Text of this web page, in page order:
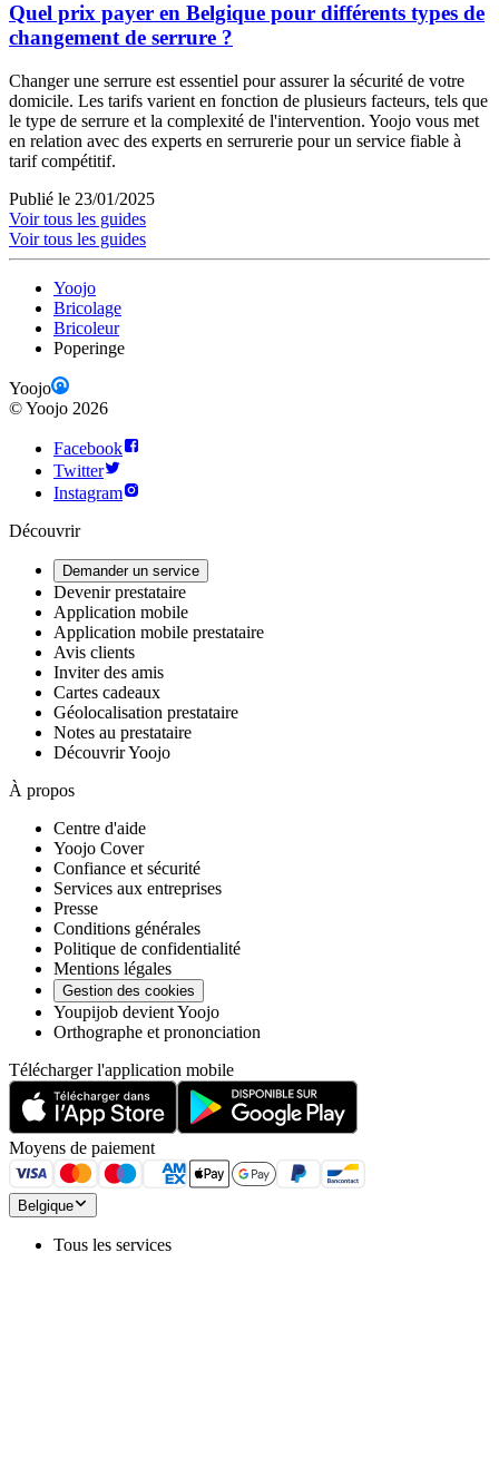
Quel prix payer en Belgique pour différents types de
changement de serrure ?
Changer une serrure est essentiel pour assurer la sécurité de votre
domicile. Les tarifs varient en fonction de plusieurs facteurs, tels que
le type de serrure et la complexité de l'intervention. Yoojo vous met
en relation avec des experts en serrurerie pour un service fiable à
tarif compétitif.
Publié le 23/01/2025
Voir tous les guides
Voir tous les guides
Yoojo
Bricolage
Bricoleur
Poperinge
Yoojo
©Yoojo 2026
Facebook
Twitter
Instagram
Découvrir
Demander un service
Devenir prestataire
Application mobile
Application mobile prestataire
Avis clients
Inviter des amis
Cartes cadeaux
Géolocalisation prestataire
Notes au prestataire
Découvrir Yoojo
À propos
Centre d'aide
Yoojo Cover
Confiance et sécurité
Services aux entreprises
Presse
Conditions générales
Politique de confidentialité
Mentions légales
Gestion des cookies
Youpijob devient Yoojo
Orthographe et prononciation
Télécharger l'application mobile
Moyens de paiement
Belgique
Tous les services